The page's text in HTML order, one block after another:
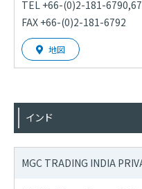
TEL +66-(0)2-181-
FAX +66-(0)2-181-6792
地図
インド
MGC TRADING INDIA